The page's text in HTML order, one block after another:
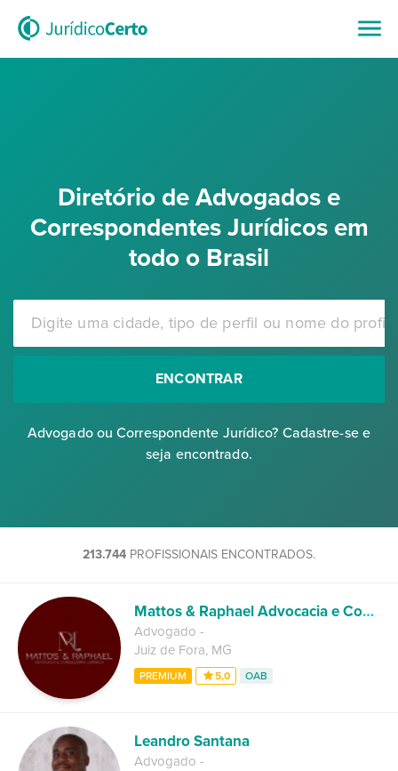
Diretório de Advogados e
Correspondentes Jurídicos em
todo o Brasil
ENCONTRAR
Advogado ou Correspondente Jurídico? Cadastre-se e
seja encontrado.
213.744 PROFISSIONAIS ENCONTRADOS.
Mattos & Raphael Advocacia e Consultoria Jurídica
Advogado -
Juiz de Fora, MG
PREMIUM 5,0 OAB
Leandro Santana
Advogado -